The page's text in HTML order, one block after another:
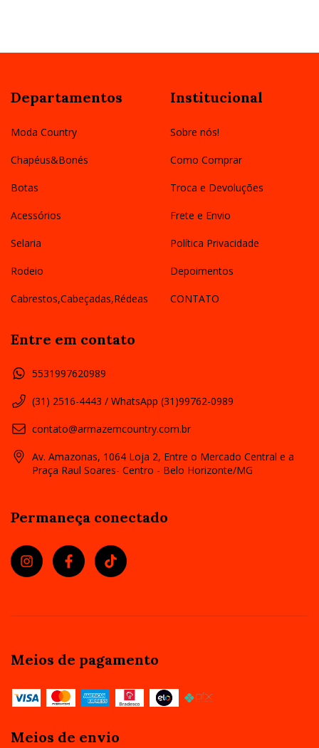
Departamentos
Moda Country
Chapéus&Bonés
Botas
Acessórios
Selaria
Rodeio
Cabrestos,Cabeçadas,Rédeas
Institucional
Sobre nós!
Como Comprar
Troca e Devoluções
Frete e Envio
Política Privacidade
Depoimentos
CONTATO
Entre em contato
5531997620989
(31) 2516-4443 / WhatsApp (31)99762-0989
contato@armazemcountry.com.br
Av. Amazonas, 1064 Loja 2, Entre o Mercado Central e a
Praça Raul Soares- Centro - Belo Horizonte/MG
Permaneça conectado
Meios de pagamento
Meios de envio